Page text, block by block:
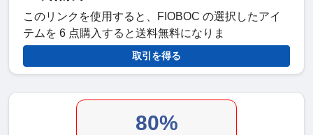
このリンクを使用すると、FIOBOC の選択したアイ
テムを 6 点購入すると送料無料になりま
取引を得る
80%